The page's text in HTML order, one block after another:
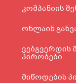
კომპანიის
ონლაინ
ვებგვერდის
პირობები
მიწოდების